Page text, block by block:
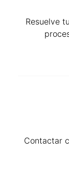
Resuelve
Contactar